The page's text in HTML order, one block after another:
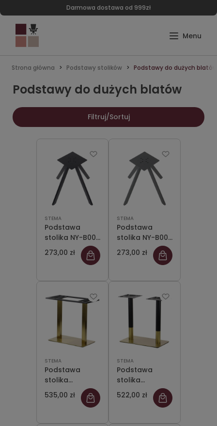
Darmowa dostawa od 999zł
Strona główna Podstawy stolików Podstawy do dużych blatów
Podstawy do dużych blatów
Filtruj/Sortuj
STEMA
Podstawa
stolika NY-B007
czarna
273,00 zł
STEMA
Podstawa
stolika NY-B007
szara
273,00 zł
STEMA
Podstawa
stolika
podwójna SH-
3003-1/G,
h=72.5 cm,
535,00 zł
STEMA
Podstawa
stolika
podwójna SH-
3003-1/GB,
h=72.5 cm,
522,00 zł